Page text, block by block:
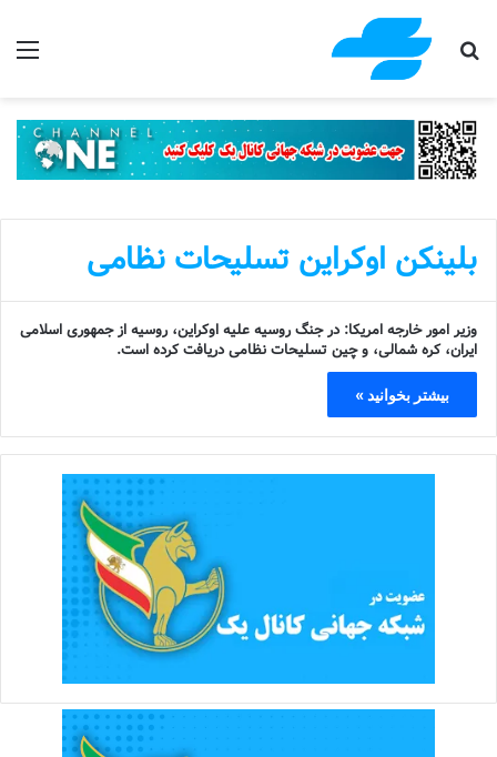
جستجو برای
بلینکن اوکراین تسلیحات نظامی
وزیر امور خارجه امریکا: در جنگ روسیه علیه اوکراین، روسیه از جمهوری اسلامی
ایران، کره شمالی، و چین تسلیحات نظامی دریافت کرده است.
بیشتر بخوانید »